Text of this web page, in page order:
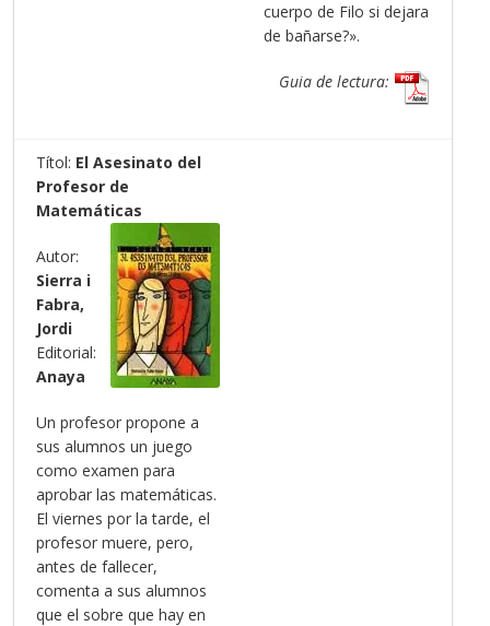
cuerpo de Filo si dejara
de bañarse?».
Guia de lectura:
Títol: El Asesinato del
Profesor de
Matemáticas
Autor:
Sierra i
Fabra,
Jordi
Editorial:
Anaya
Un profesor propone a
sus alumnos un juego
como examen para
aprobar las matemáticas.
El viernes por la tarde, el
profesor muere, pero,
antes de fallecer,
comenta a sus alumnos
que el sobre que hay en